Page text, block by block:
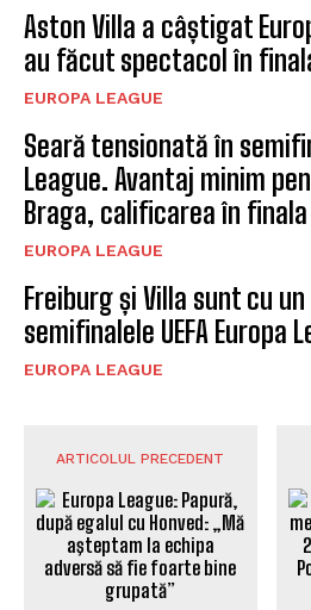
Aston Villa a câștigat
au făcut spectacol în
EUROPA LEAGUE
Seară tensionată în
League. Avantaj minim
Braga, calificarea în
EUROPA LEAGUE
Freiburg și Villa sunt cu un
semifinalele UEFA Europa
EUROPA LEAGUE
ARTICOLUL PRECEDENT